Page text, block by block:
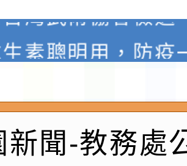
日中正盃決賽暨
生素聰明用，防疫
術節教師研習
8月22日(星期六
新聞-教務處